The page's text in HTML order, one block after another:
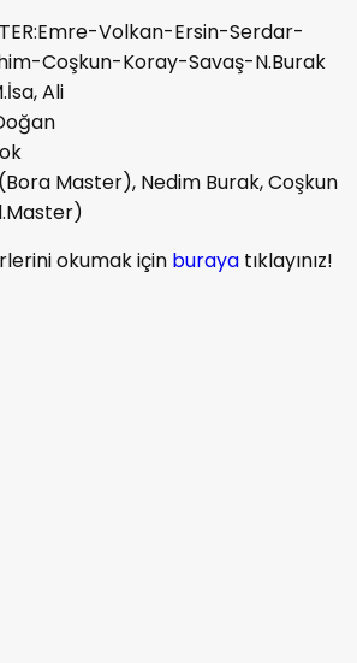
Volkan-Ersin-Serdar-
Coşkun-Koray-Savaş-N.Burak
Ali
(Bora Master), Nedim Burak, Coşkun
okumak için buraya tıklayınız!